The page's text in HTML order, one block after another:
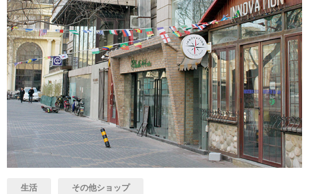
生活 その他ショップ